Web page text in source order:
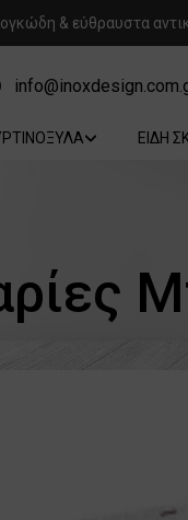
& εύθραυστα
ΕΙΔΗ